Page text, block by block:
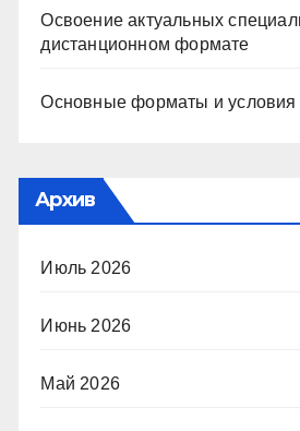
Освоение актуальных
дистанционном формате
Основные форматы и условия
Архив
Июль 2026
Июнь 2026
Май 2026